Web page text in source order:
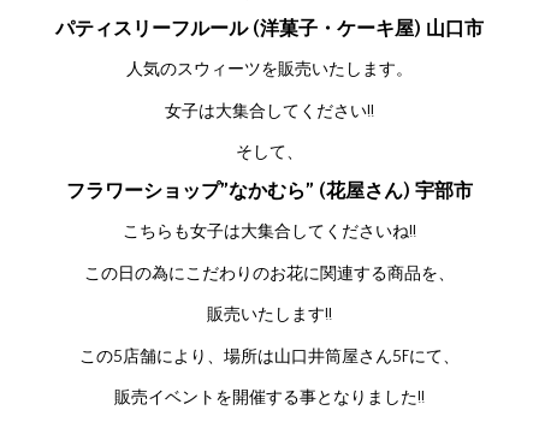
パティスリーフルール (洋菓子・ケーキ屋) 山口市
人気のスウィーツを販売いたします。
女子は大集合してください!!
そして、
フラワーショップ”なかむら” (花屋さん) 宇部市
こちらも女子は大集合してくださいね!!
この日の為にこだわりのお花に関連する商品を、
販売いたします!!
この5店舗により、場所は山口井筒屋さん5Fにて、
販売イベントを開催する事となりました!!